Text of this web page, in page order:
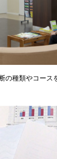
の種類やコース